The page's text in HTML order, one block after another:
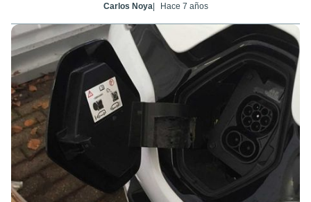
Carlos Noya Hace 7 años